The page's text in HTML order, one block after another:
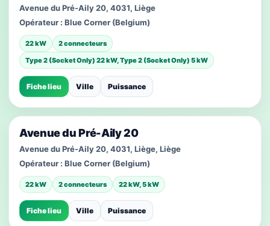
Avenue du Pré-Aily 20, 4031, Liège
Opérateur : Blue Corner (Belgium)
22 kW
2 connecteurs
Type 2 (Socket Only) 22 kW, Type 2 (Socket Only) 5 kW
Fiche lieu Ville Puissance
Avenue du Pré-Aily 20
Avenue du Pré-Aily 20, 4031, Liège, Liège
Opérateur : Blue Corner (Belgium)
22 kW 2 connecteurs 22 kW, 5 kW
Fiche lieu Ville Puissance